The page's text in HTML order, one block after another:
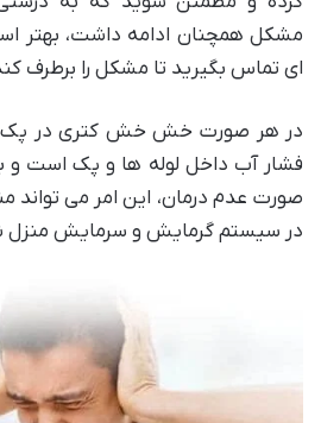
مشکل همچنان ادامه داشت، بهتر
ای تماس بگیرید تا مشکل را برطرف
در هر صورت خش خش کتری در پک
فشار آب داخل لوله ها و پک است و
صورت عدم درمان، این امر می
در سیستم گرمایش و سرمایش منزل